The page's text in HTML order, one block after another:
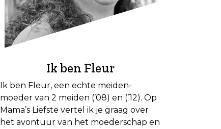
Ik ben Fleur
Ik ben Fleur, een echte meiden-
moeder van 2 meiden (’08) en (’12). Op
Mama’s Liefste vertel ik je graag over
het avontuur van het moederschap en